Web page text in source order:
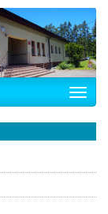
Toggle